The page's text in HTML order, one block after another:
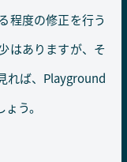
程度の修正を行う
はありますが、そ
れば、Playground
う。